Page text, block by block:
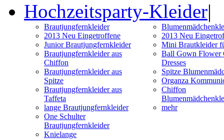
Hochzeitsparty-Kleider|
Brautjungfernkleider
2013 Neu Eingetroffene
Junior Brautjungfernkleider
Brautjungfernkleider aus
Chiffon
Brautjungfernkleider aus
Spitze
Brautjungfernkleider aus
Taffeta
lange Brautjungfernkleider
One Schulter
Brautjungfernkleider
Knielange
2013 Neu
Mini Brautkleider
Ball Gown Flower
Dresses
Spitze
Organza
Chiffon
mehr